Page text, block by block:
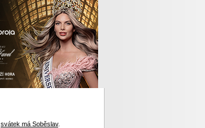
svátek má Soběslav.